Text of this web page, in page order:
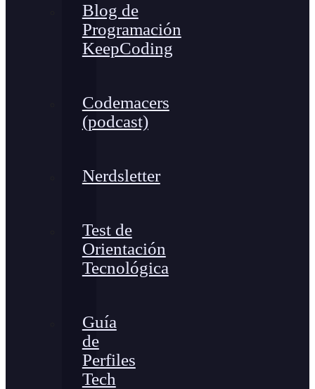
Blog de
Programación
KeepCoding
Codemacers
(podcast)
Nerdsletter
Test de
Orientación
Tecnológica
Guía
de
Perfiles
Tech